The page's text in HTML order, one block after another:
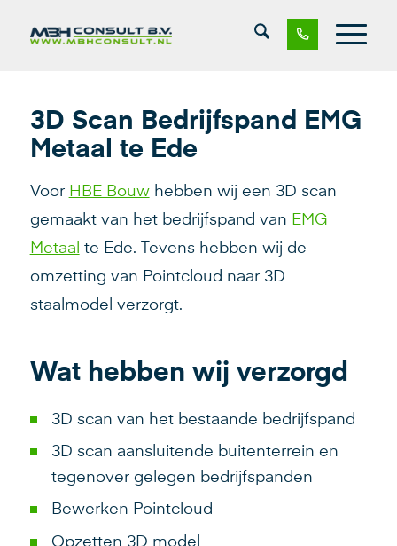
3D Scan Bedrijfspand EMG
Metaal te Ede
Voor HBE Bouwhebben wij een 3D scan
gemaakt van het bedrijfspand van EMG
Metaal te Ede. Tevens hebben wij de
omzetting van Pointcloud naar 3D
staalmodel verzorgt.
Wat hebben wij verzorgd
3D scan van het bestaande bedrijfspand
3D scan aansluitende buitenterrein en
tegenover gelegen bedrijfspanden
Bewerken Pointcloud
Opzetten 3D model